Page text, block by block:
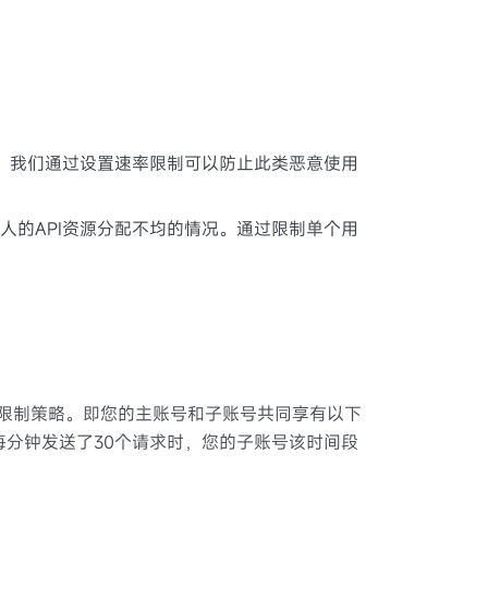
们通过设置速率限制可以防止此类恶意使用
的API资源分配不均的情况。通过限制单个用
策略。即您的主账号和子账号共同享有以下
钟发送了30个请求时，您的子账号该时间段